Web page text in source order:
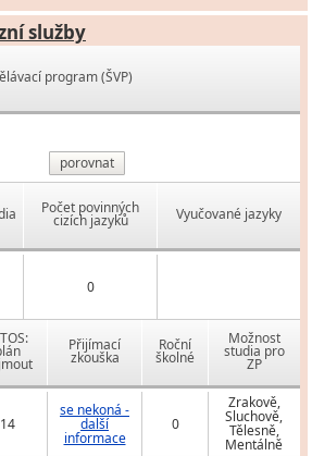
služby
program (ŠVP)
porovnat
Počet povinných
cizích jazyků Vyučované jazyky
0
Přijímací
zkouška
Roční
školné
Možnost
studia pro
ZP
14
se nekoná -
další
informace
0
Zrakově,
Sluchově,
Tělesně,
Mentálně